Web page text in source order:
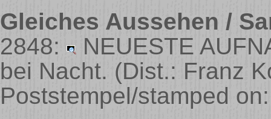
Gleiches Aussehen /
2848:
NEUESTE
bei Nacht. (Dist.: Franz
Poststempel/stamped